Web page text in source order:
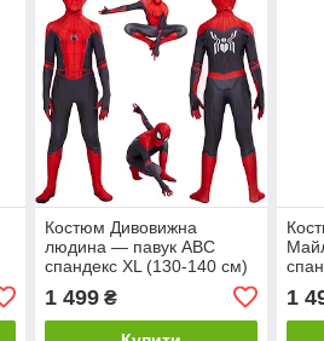
Костюм Дивовижна
людина — павук ABC
спандекс XL (130-140 см)
1 499₴ 1